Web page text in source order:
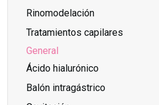
Rinomodelación
Tratamientos capilares
General
Ácido hialurónico
Balón intragástrico